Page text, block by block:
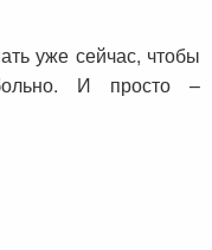
уже сейчас, чтобы
И просто –